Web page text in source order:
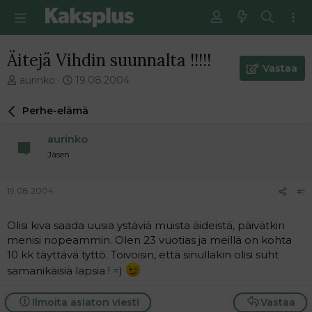
Äitejä Vihdin suunnalta !!!!!
V
e
i
t
n
a
i
t
t
aurinko
E
s
m
m
v
i
e
s
t
i
19.08.2004
Vastaa
Perhe-elämä
aurinko
Jäsen
19.08.2004 #1
Olisi kiva saada uusia ystäviä muista äideistä, päivätkin
menisi nopeammin. Olen 23 vuotias ja meillä on kohta
10 kk täyttävä tyttö. Toivoisin, että sinullakin olisi suht
samanikäisiä lapsia ! =)
Vastaa
Ilmoita asiaton viesti